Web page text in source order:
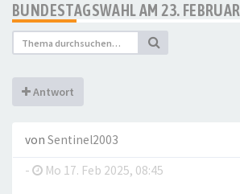
BUNDESTAGSWAHL AM 23.
Antwort
von Sentinel2003
-
Mo 17. Feb 2025, 08:45